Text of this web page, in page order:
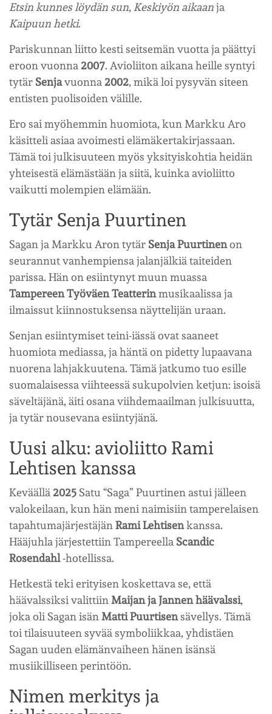
Etsin kunnes löydän sun, Keskiyön aikaanja
Kaipuun hetki.
Pariskunnan liitto kesti seitsemän vuotta ja päättyi
eroon vuonna 2007. Avioliiton aikana heille syntyi
tytär Senjavuonna 2002, mikä loi pysyvän siteen
entisten puolisoiden välille.
Ero sai myöhemmin huomiota, kun Markku Aro
käsitteli asiaa avoimesti elämäkertakirjassaan.
Tämä toi julkisuuteen myös yksityiskohtia heidän
yhteisestä elämästään ja siitä, kuinka avioliitto
vaikutti molempien elämään.
Tytär Senja Puurtinen
Sagan ja Markku Aron tytär Senja Puurtinenon
seurannut vanhempiensa jalanjälkiä taiteiden
parissa. Hän on esiintynyt muun muassa
Tampereen Työväen Teatterinmusikaalissa ja
ilmaissut kiinnostuksensa näyttelijän uraan.
Senjan esiintymiset teini-iässä ovat saaneet
huomiota mediassa, ja häntä on pidetty lupaavana
nuorena lahjakkuutena. Tämä jatkumo tuo esille
suomalaisessa viihteessä sukupolvien ketjun: isoisä
säveltäjänä, äiti osana viihdemaailman julkisuutta,
ja tytär nousevana esiintyjänä.
Uusi alku: avioliitto Rami
Lehtisen kanssa
Keväällä 2025 Satu “Saga” Puurtinen astui jälleen
valokeilaan, kun hän meni naimisiin tamperelaisen
tapahtumajärjestäjänRami Lehtisenkanssa.
Hääjuhla järjestettiin Tampereella Scandic
Rosendahl-hotellissa.
Hetkestä teki erityisen koskettava se, että
häävalssiksi valittiinMaijan ja Jannen häävalssi,
joka oli Sagan isänMatti Puurtisensävellys. Tämä
toi tilaisuuteen syvää symboliikkaa, yhdistäen
Sagan uuden elämänvaiheen hänen isänsä
musiikilliseen perintöön.
Nimen merkitys ja